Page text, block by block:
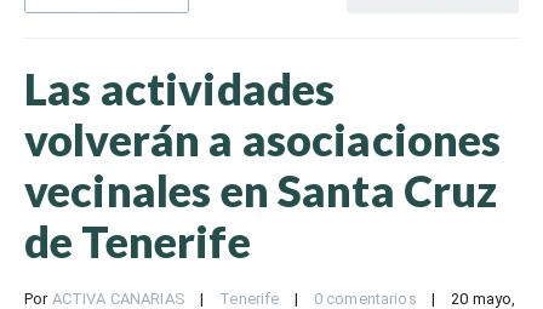
Las actividades
volverán a asociaciones
vecinales en Santa Cruz
de Tenerife
Por ACTIVA CANARIAS | Tenerife | 0 comentarios |
20 mayo,